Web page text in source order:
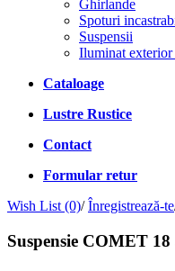
Ghirlande
Spoturi
Suspensii
Iluminat
Cataloage
Lustre Rustice
Contact
Formular retur
Wish List (0)/ Înregistrează-te
Suspensie COMET